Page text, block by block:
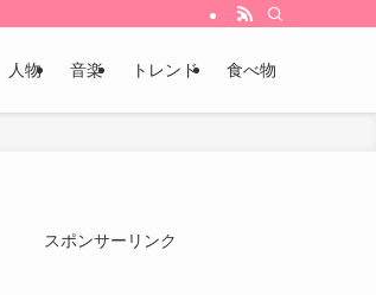
人物 音楽 トレンド 食べ物
スポンサーリンク